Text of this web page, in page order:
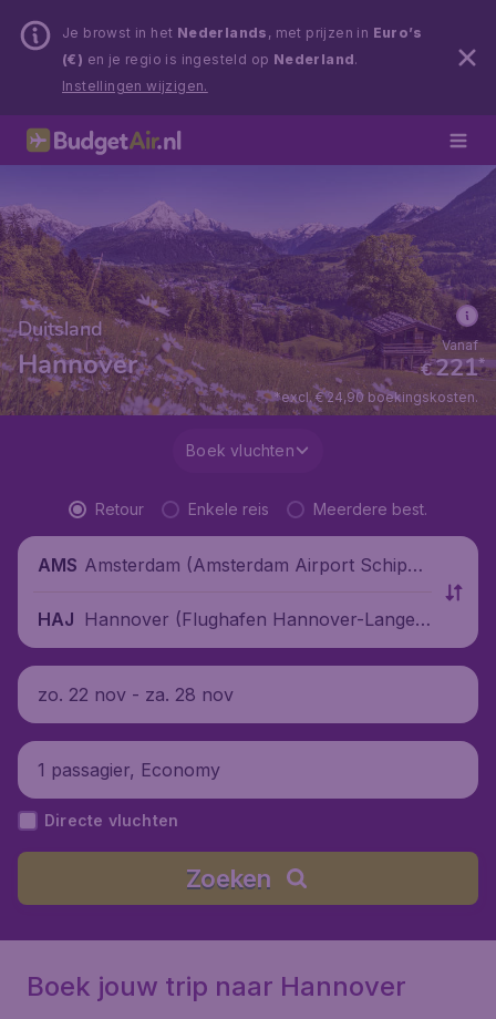
Je browst in het Nederlands , met prijzen in Euro’s
(€) en je regio is ingesteld op Nederland.
Instellingen wijzigen.
Duitsland
Hannover €221*
Vanaf
*excl. € 24,90 boekingskosten.
Boek vluchten
Retour Enkele reis Meerdere best.
AMS Amsterdam (Amsterdam Airport Schipho
HAJ Hannover (Flughafen Hannover-Langen
hagen), Duitsland
zo. 22 nov - za. 28 nov
1 passagier, Economy
Directe vluchten
Zoeken
Boek jouw trip naar Hannover